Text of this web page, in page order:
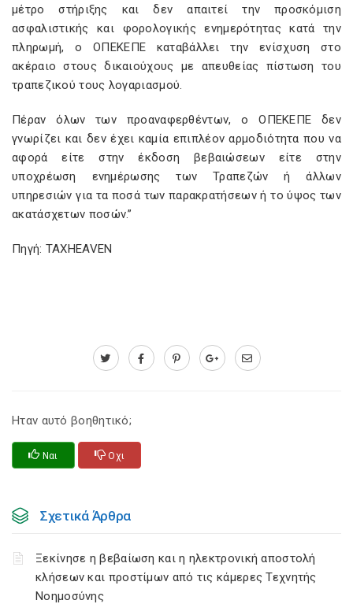
μέτρο στήριξης και δεν απαιτεί την προσκόμιση
ασφαλιστικής και φορολογικής ενημερότητας κατά την
πληρωμή, ο ΟΠΕΚΕΠΕ καταβάλλει την ενίσχυση στο
ακέραιο στους δικαιούχους με απευθείας πίστωση του
τραπεζικού τους λογαριασμού.
Πέραν όλων των προαναφερθέντων, ο ΟΠΕΚΕΠΕ δεν
γνωρίζει και δεν έχει καμία επιπλέον αρμοδιότητα που να
αφορά είτε στην έκδοση βεβαιώσεων είτε στην
υποχρέωση ενημέρωσης των Τραπεζών ή άλλων
υπηρεσιών για τα ποσά των παρακρατήσεων ή το ύψος των
ακατάσχετων ποσών.”
Πηγή: TAXHEAVEN
Ηταν αυτό βοηθητικό;
Ναι Οχι
Σχετικά Άρθρα
Ξεκίνησε η βεβαίωση και η ηλεκτρονική αποστολή
κλήσεων και προστίμων από τις κάμερες Τεχνητής
Νοημοσύνης